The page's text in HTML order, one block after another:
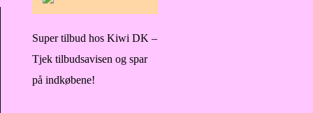
Super tilbud hos Kiwi DK –
Tjek tilbudsavisen og spar
på indkøbene!